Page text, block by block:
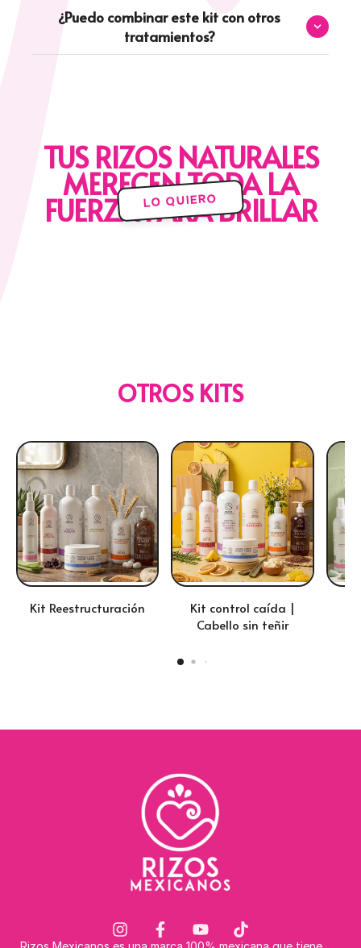
formulado sin sulfatos agresivos, lo que lo hace suave
para el cuero cabelludo y para el rizo. Es tan gentil que
está aprobado para uso diario.
¿Puedo combinar este kit con otros
tratamientos?
LO QUIERO
TUS RIZOS NATURALES
MERECEN TODA LA
FUERZA PARA BRILLAR
OTROS KITS
Kit Reestructuración
Kit control caída |
Cabello sin teñir